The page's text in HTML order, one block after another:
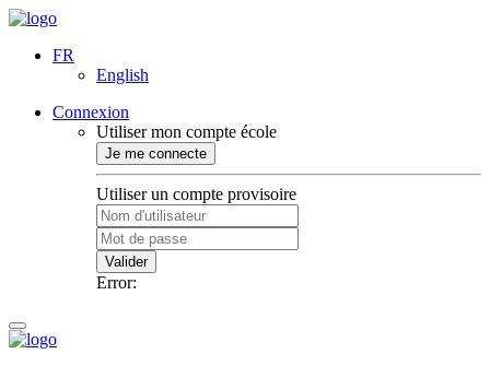
FR
English
Connexion
Utiliser mon compte école
Je me connecte
Utiliser un compte provisoire
Valider
Error: